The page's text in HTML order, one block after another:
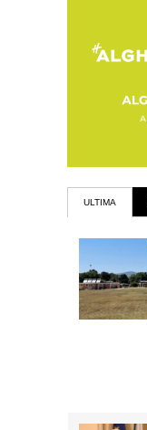
ULTIMA